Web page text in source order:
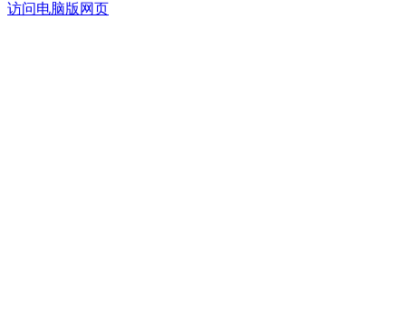
访问电脑版网页